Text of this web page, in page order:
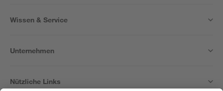
Wissen & Service
Unternehmen
Nützliche Links